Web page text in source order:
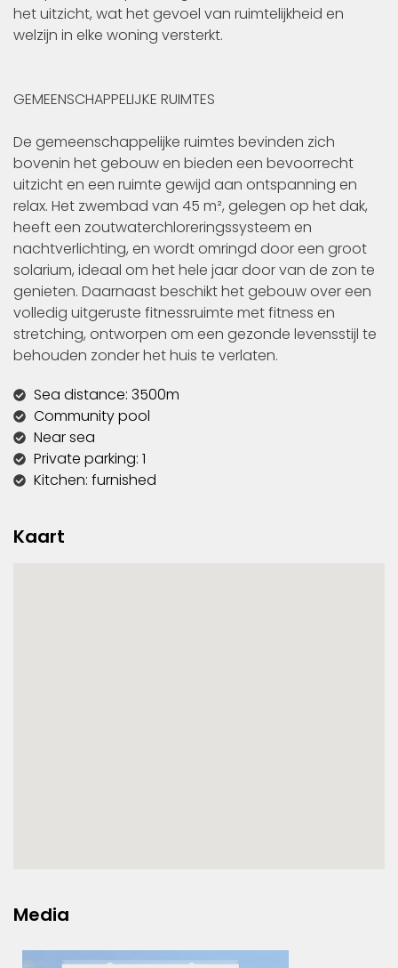
het uitzicht, wat het gevoel van ruimtelijkheid en
welzijn in elke woning versterkt.
GEMEENSCHAPPELIJKE RUIMTES
De gemeenschappelijke ruimtes bevinden zich
bovenin het gebouw en bieden een bevoorrecht
uitzicht en een ruimte gewijd aan ontspanning en
relax. Het zwembad van 45 m², gelegen op het dak,
heeft een zoutwaterchloreringssysteem en
nachtverlichting, en wordt omringd door een groot
solarium, ideaal om het hele jaar door van de zon te
genieten. Daarnaast beschikt het gebouw over een
volledig uitgeruste fitnessruimte met fitness en
stretching, ontworpen om een gezonde levensstijl te
behouden zonder het huis te verlaten.
Sea distance: 3500m
Community pool
Near sea
Private parking: 1
Kitchen: furnished
Kaart
Media